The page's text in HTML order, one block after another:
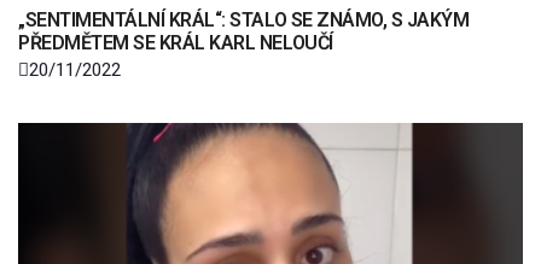
„SENTIMENTÁLNÍ KRÁL“: STALO SE ZNÁMO, S JAKÝM
PŘEDMĚTEM SE KRÁL KARL NELOUČÍ
20/11/2022